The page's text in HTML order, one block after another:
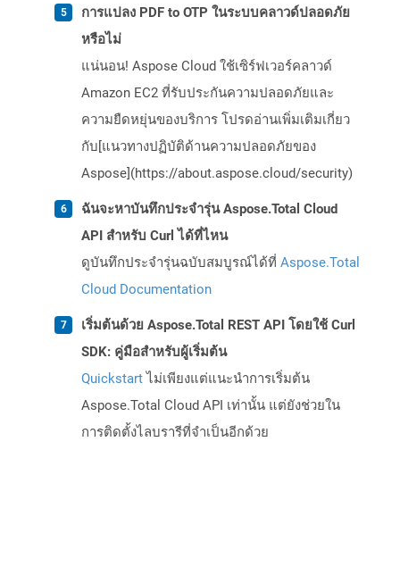
การแปลง PDF to OTP ในระบบคลาวด์ปลอดภัย
หรือไม่
แน่นอน! Aspose Cloud ใช้เซิร์ฟเวอร์คลาวด์
Amazon EC2 ที่รับประกันความปลอดภัยและ
ความยืดหยุ่นของบริการ โปรดอ่านเพิ่มเติมเกี่ยว
กับ[แนวทางปฏิบัติด้านความปลอดภัยของ
Aspose](https://about.aspose.cloud/security)
ฉันจะหาบันทึกประจำรุ่น Aspose.Total Cloud
API สำหรับ Curl ได้ที่ไหน
ดูบันทึกประจำรุ่นฉบับสมบูรณ์ได้ที่ Aspose.Total
Cloud Documentation
เริ่มต้นด้วย Aspose.Total REST API โดยใช้ Curl
SDK: คู่มือสำหรับผู้เริ่มต้น
Quickstartไม่เพียงแต่แนะนำการเริ่มต้น
Aspose.Total Cloud API เท่านั้น แต่ยังช่วยใน
การติดตั้งไลบรารีที่จำเป็นอีกด้วย